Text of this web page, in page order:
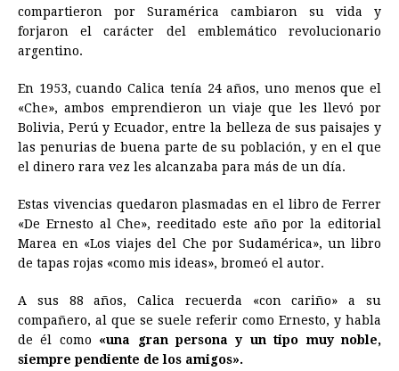
b
o
k
e
n
e
r
s
A
p
a
d
e
r
s
e
d
n
l
t
L
i
k
compartieron por Suramérica cambiaron su vida y
forjaron el carácter del emblemático revolucionario
argentino.
En 1953, cuando Calica tenía 24 años, uno menos que el
«Che», ambos emprendieron un viaje que les llevó por
Bolivia, Perú y Ecuador, entre la belleza de sus paisajes y
las penurias de buena parte de su población, y en el que
el dinero rara vez les alcanzaba para más de un día.
Estas vivencias quedaron plasmadas en el libro de Ferrer
«De Ernesto al Che», reeditado este año por la editorial
Marea en «Los viajes del Che por Sudamérica», un libro
de tapas rojas «como mis ideas», bromeó el autor.
A sus 88 años, Calica recuerda «con cariño» a su
compañero, al que se suele referir como Ernesto, y habla
de él como «una gran persona y un tipo muy noble,
siempre pendiente de los amigos».